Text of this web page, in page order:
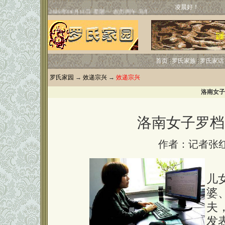
凌晨好！
首页 罗氏家族 罗氏家话
罗氏家园 → 效递宗兴 → 效递宗兴
洛南女
洛南女子罗
作者：记者张
儿
婆
夫
发